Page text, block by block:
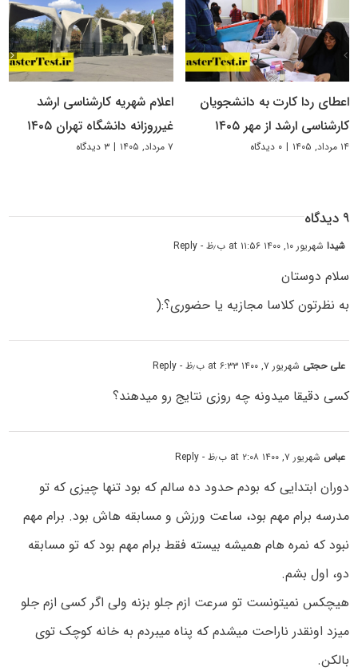
اعطای ردا کارت به دانشجویان
کارشناسی ارشد از مهر ۱۴۰۵
۱۴ مرداد, ۱۴۰۵ | ۰ دیدگاه
اعلام شهریه کارشناسی ارشد
غیرروزانه دانشگاه تهران ۱۴۰۵
۷ مرداد, ۱۴۰۵ | ۳ دیدگاه
۹ دیدگاه
شیداشهریور ۱۰, ۱۴۰۰ at ۱۱:۵۶ ب٫ظ - Reply
سلام دوستان
به نظرتون کلاسا مجازیه یا حضوری؟:(
علی حجتی شهریور ۷, ۱۴۰۰ at ۶:۳۳ ب٫ظ - Reply
کسی دقیقا میدونه چه روزی نتایج رو میدهند؟
عباس شهریور ۷, ۱۴۰۰ at ۲:۰۸ ب٫ظ - Reply
دوران ابتدایی که بودم حدود ده سالم که بود تنها چیزی که تو
مدرسه برام مهم بود، ساعت ورزش و مسابقه هاش بود. برام مهم
نبود که نمره هام همیشه بیسته فقط برام مهم بود که تو مسابقه
دو، اول بشم.
هیچکس نمیتونست تو سرعت ازم جلو بزنه ولی اگر کسی ازم جلو
میزد اونقدر ناراحت میشدم که پناه میبردم به خانه کوچک توی
بالکن.